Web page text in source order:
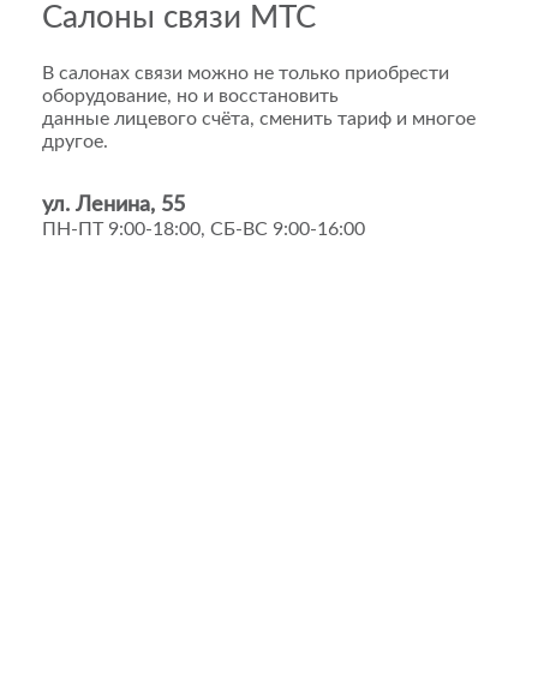
Салоны связи МТС
В салонах связи можно не только приобрести
оборудование, но и восстановить
данные лицевого счёта, сменить тариф и многое
другое.
ул. Ленина, 55
ПН-ПТ 9:00-18:00, СБ-ВС 9:00-16:00